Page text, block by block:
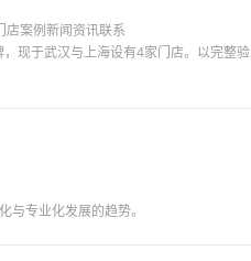
店案例新闻资讯联系
现于武汉与上海设有4家门店。以完整验
专业化发展的趋势。